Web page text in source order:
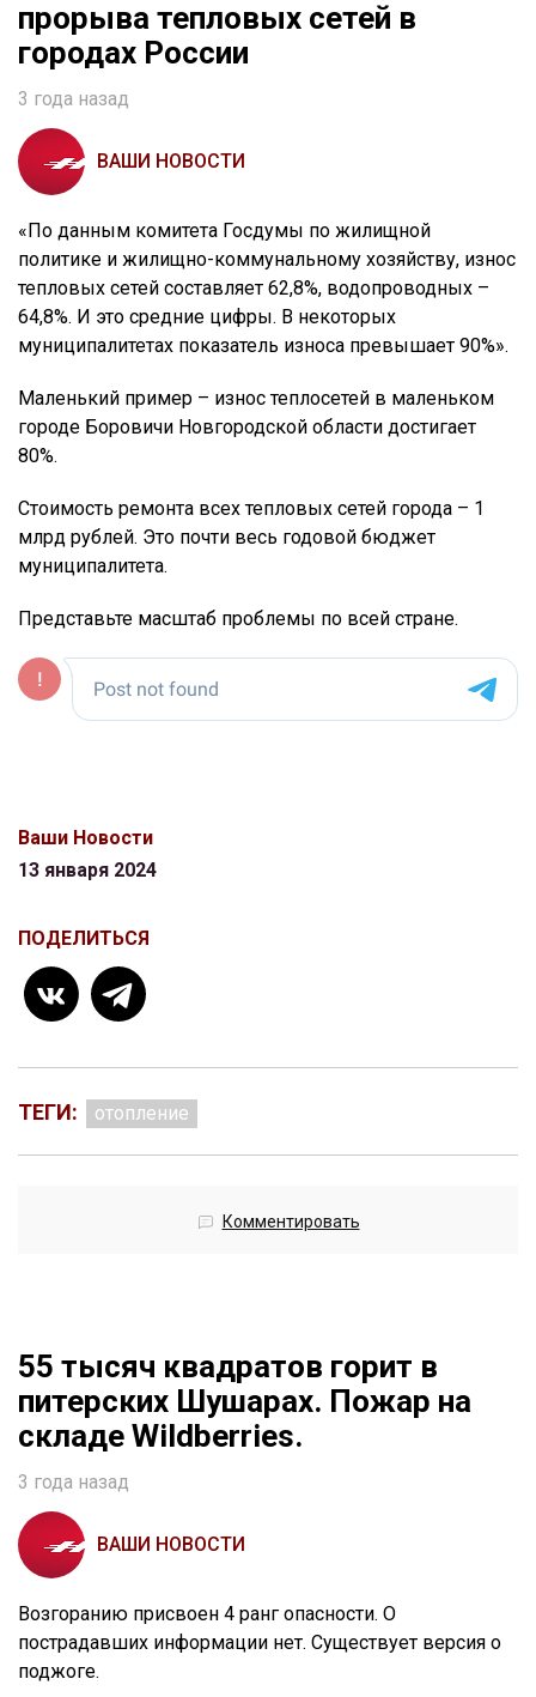
прорыва тепловых сетей в
городах России
3 года назад
ВАШИ НОВОСТИ
«По данным комитета Госдумы по жилищной
политике и жилищно-коммунальному хозяйству, износ
тепловых сетей составляет 62,8%, водопроводных –
64,8%. И это средние цифры. В некоторых
муниципалитетах показатель износа превышает 90%».
Маленький пример – износ теплосетей в маленьком
городе Боровичи Новгородской области достигает
80%.
Стоимость ремонта всех тепловых сетей города – 1
млрд рублей. Это почти весь годовой бюджет
муниципалитета.
Представьте масштаб проблемы по всей стране.
Ваши Новости
13 января 2024
ПОДЕЛИТЬСЯ
ТЕГИ: отопление
Комментировать
55 тысяч квадратов горит в
питерских Шушарах. Пожар на
складе Wildberries.
3 года назад
ВАШИ НОВОСТИ
Возгоранию присвоен 4 ранг опасности. О
пострадавших информации нет. Существует версия о
поджоге.